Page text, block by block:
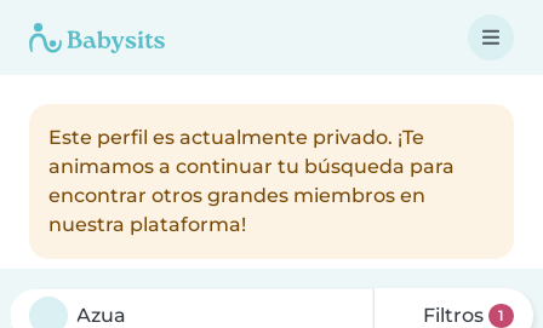
Este perfil es actualmente privado. ¡Te
animamos a continuar tu búsqueda para
encontrar otros grandes miembros en
nuestra plataforma!
Filtros 1